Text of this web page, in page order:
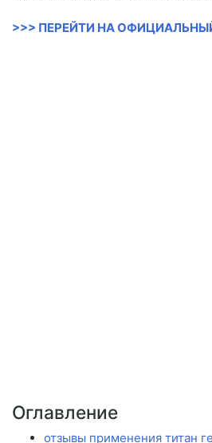
>>> ПЕРЕЙТИ НА
Оглавление
отзывы применения титан